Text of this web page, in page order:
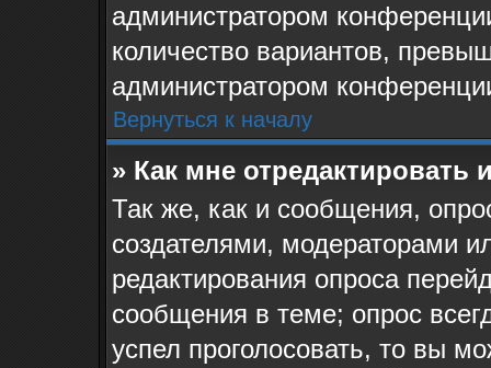
администратором
количество вариантов,
администратором
Вернуться к началу
» Как мне отредактировать
Так же, как и сообщения,
создателями, модераторами
редактирования опроса
сообщения в теме; опрос
успел проголосовать, то вы